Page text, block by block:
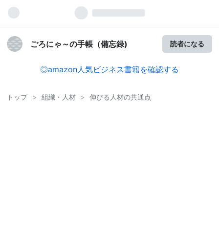
ごろにゃ～の手帳（備忘録) 読者になる
◎amazon人気ビジネス書籍を確認する
トップ > 組織・人材 > 伸びる人材の共通点